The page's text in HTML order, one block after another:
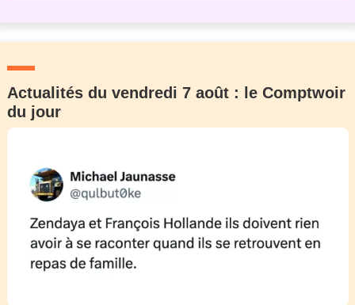
Actualités du vendredi 7 août : le Comptwoir
du jour